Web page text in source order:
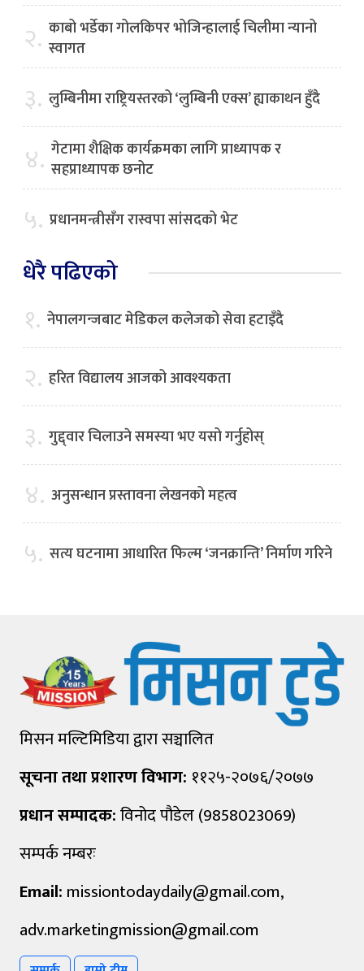
२. काबो भर्डेका गोलकिपर भोजिन्हालाई चिलीमा न्यानो
स्वागत
३. लुम्बिनीमा राष्ट्रियस्तरको ‘लुम्बिनी एक्स’ ह्याकाथन हुँदै
४. गेटामा शैक्षिक कार्यक्रमका लागि प्राध्यापक र
सहप्राध्यापक छनोट
५. प्रधानमन्त्रीसँग रास्वपा सांसदको भेट
धेरै पढिएको
१. नेपालगन्जबाट मेडिकल कलेजको सेवा हटाइँदै
२. हरित विद्यालय आजको आवश्यकता
३. गुद्द्वार चिलाउने समस्या भए यसो गर्नुहोस्
४. अनुसन्धान प्रस्तावना लेखनको महत्व
५. सत्य घटनामा आधारित फिल्म ‘जनक्रान्ति’ निर्माण गरिने
मिसन मल्टिमिडिया द्वारा सञ्चालित
सूचना तथा प्रशारण विभाग: ११२५-२०७६/२०७७
प्रधान सम्पादक:विनोद पौडेल (9858023069)
सम्पर्क नम्बरः
Email: missiontodaydaily@gmail.com,
adv.marketingmission@gmail.com